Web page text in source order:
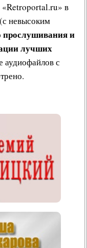
в
невысоким
прослушивания и
лучших
аудиофайлов с